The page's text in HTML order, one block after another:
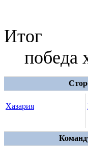
Итог
победа
Хазария